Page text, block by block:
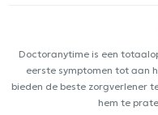
Doctoranytime is een
eerste symptomen tot aan
bieden de beste zorgverlener
hem te